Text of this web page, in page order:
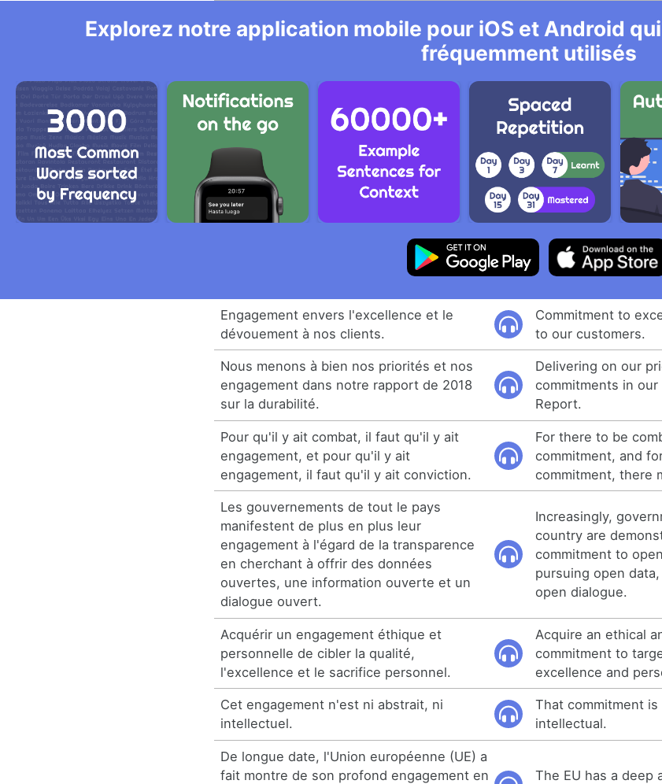
Explorez notre application mobile pour iOS et Android
fréquemment utilisés
Engagement envers l'excellence et le
dévouement à nos clients.
Commitment to
to our customers.
Nous menons à bien nos priorités et nos
engagement dans notre rapport de 2018
sur la durabilité.
Delivering on our
commitments in
Report.
Pour qu'il y ait combat, il faut qu'il y ait
engagement, et pour qu'il y ait
engagement, il faut qu'il y ait conviction.
For there to be
commitment, and
commitment, there
Les gouvernements de tout le pays
manifestent de plus en plus leur
engagement à l'égard de la transparence
en cherchant à offrir des données
ouvertes, une information ouverte et un
dialogue ouvert.
Increasingly,
country are
commitment to
pursuing open
open dialogue.
Acquérir un engagement éthique et
personnelle de cibler la qualité,
l'excellence et le sacrifice personnel.
Acquire an ethical
commitment to
excellence and
Cet engagement n'est ni abstrait, ni
intellectuel.
That commitment
intellectual.
De longue date, l'Union européenne (UE) a
fait montre de son profond engagement en
The EU has a deep